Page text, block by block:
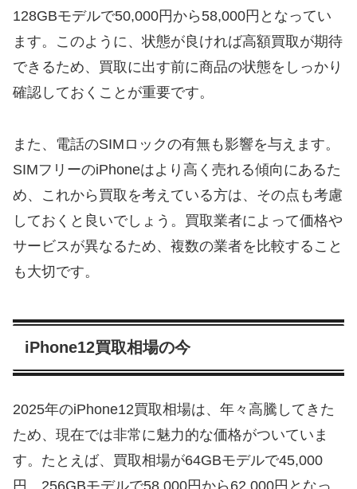
128GBモデルで50,000円から58,000円となってい
ます。このように、状態が良ければ高額買取が期待
できるため、買取に出す前に商品の状態をしっかり
確認しておくことが重要です。
また、電話のSIMロックの有無も影響を与えます。
SIMフリーのiPhoneはより高く売れる傾向にあるた
め、これから買取を考えている方は、その点も考慮
しておくと良いでしょう。買取業者によって価格や
サービスが異なるため、複数の業者を比較すること
も大切です。
iPhone12買取相場の今
2025年のiPhone12買取相場は、年々高騰してきた
ため、現在では非常に魅力的な価格がついていま
す。たとえば、買取相場が64GBモデルで45,000